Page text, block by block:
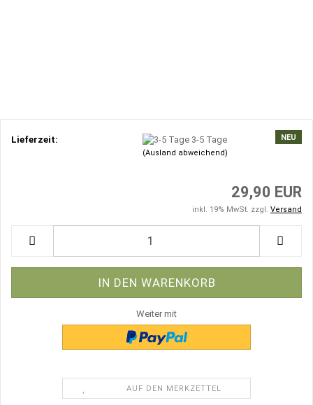
NEU
Lieferzeit: 3-5 Tage
(Ausland abweichend)
29,90 EUR
inkl. 19% MwSt. zzgl. Versand
Weiter mit
AUF DEN MERKZETTEL